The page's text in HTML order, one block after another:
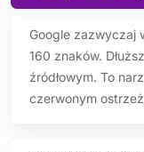
Google zazwyczaj
160 znaków.
źródłowym. To
czerwonym